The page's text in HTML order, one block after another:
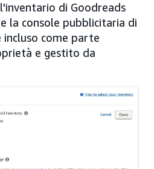
di Goodreads
la console pubblicitaria di
incluso come parte
e gestito da